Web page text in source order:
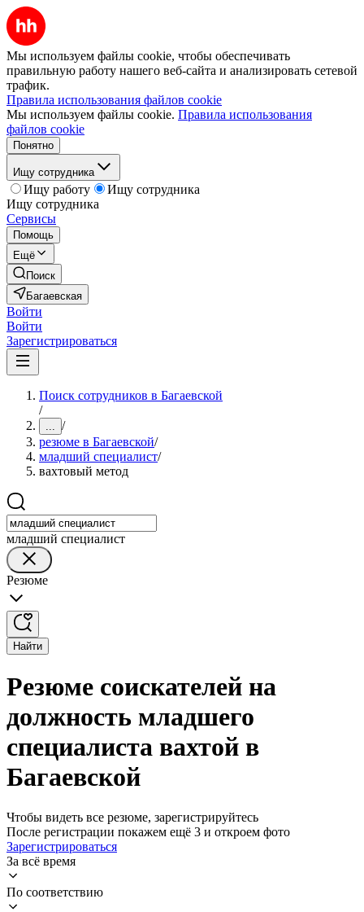
Мы используем файлы cookie, чтобы обеспечивать
правильную работу нашего веб-сайта и анализировать сетевой
трафик.
Правила использования файлов cookie
Мы используем файлы cookie. Правила использования
файлов cookie
Понятно
Ищу сотрудника
Ищу работу
Ищу сотрудника
Ищу сотрудника
Сервисы
Помощь
Ещё
Поиск
Багаевская
Войти
Войти
Зарегистрироваться
Поиск сотрудников в Багаевской
/
... /
резюме в Багаевской/
младший специалист/
вахтовый метод
младший специалист
Резюме
Найти
Резюме соискателей на
должность младшего
специалиста вахтой в
Багаевской
Чтобы видеть все резюме, зарегистрируйтесь
После регистрации покажем ещё 3 и откроем фото
Зарегистрироваться
За всё время
По соответствию